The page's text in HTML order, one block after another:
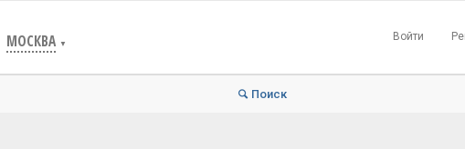
МОСКВА ▼
Войти
Поиск